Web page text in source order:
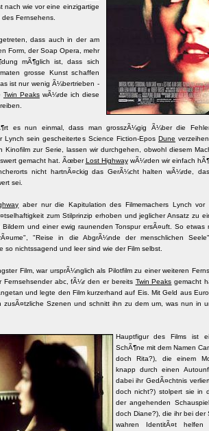
nach wie vor eine einzigartige
Fernsehens.
dass auch in der am
Form, der Soap Opera, mehr
mÃ¶glich ist, dass sich
grosse Kunst schaffen
ist nur wenig Ã¼bertrieben -
Twin PeakswÃ¼rde ich diese
es nun einmal, dass man grosszÃ¼gig Ã¼ber die
Lynch sein gescheitertes Science Fiction-Epos Dune
Kinofilm zur Serie, lassen wir durchgehen, obwohl diesem
gemacht hat. ÃœberLost HighwaywÃ¼rden wir einfach
nicht hartnÃ¤ckig das GerÃ¼cht halten wÃ¼rde,
sei.
aber nur die Kapitulation des Filmemachers Lynch vor
zum Stilprinzip erhoben und jeglicher Ansatz zu
Bildern und einer ewig raunenden Tonspur ersÃ¤uft. So etwas
"Reise in die AbgrÃ¼nde der menschlichen
so nichtssagend und leer sind wie der Film selbst.
Film, war ursprÃ¼nglich als Pilotfilm zu einer weiteren
Fernsehsender abc, fÃ¼r den er bereits Twin Peaks gemacht
und legte den Film kurzerhand auf Eis. Mit Geld aus
zusÃ¤tzliche Szenen und schnitt ihn zu dem um, was nun in
Hauptfigur des Films ist
SchÃ¶ne mit dem Namen
doch Rita?), die einem
knapp durch einen
dabei ihr GedÃ¤chtnis
doch nicht?) stolpert sie in
der angehenden
doch Diane?), die ihr bei der
wahren IdentitÃ¤t helfen